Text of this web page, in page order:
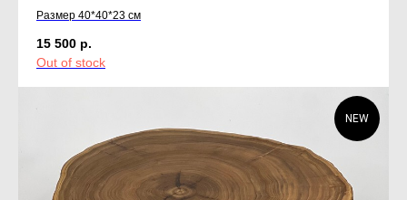
Размер 40*40*23 см
15 500 р.
Out of stock
NEW